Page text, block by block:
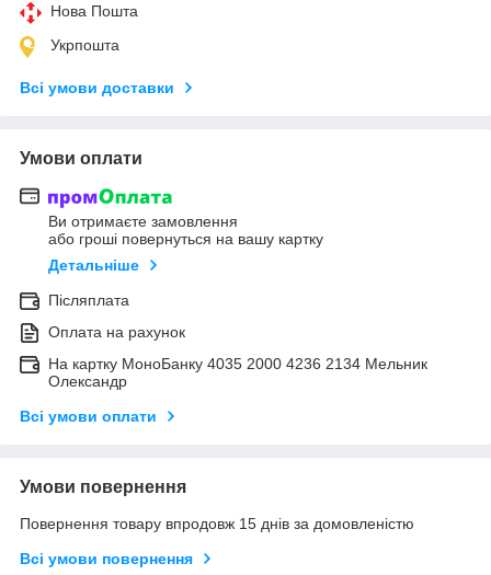
Нова Пошта
Укрпошта
Всі умови доставки
Умови оплати
Ви отримаєте замовлення
або гроші повернуться на вашу картку
Детальніше
Післяплата
Оплата на рахунок
На картку МоноБанку 4035 2000 4236 2134 Мельник
Олександр
Всі умови оплати
Умови повернення
Повернення товару впродовж 15 днів за домовленістю
Всі умови повернення